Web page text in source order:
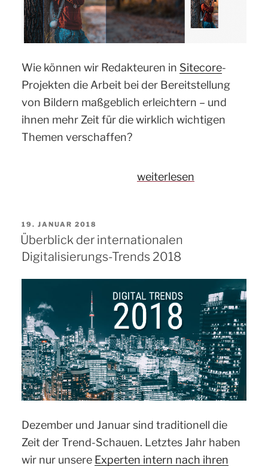
Wie können wir Redakteuren in Sitecore-
Projekten die Arbeit bei der Bereitstellung
von Bildern maßgeblich erleichtern – und
ihnen mehr Zeit für die wirklich wichtigen
Themen verschaffen?
„Automatisierter
in
Sitecore
mit
KI“
weiterlesen
VERÖFFENTLICHT
AM
19. JANUAR 2018
Überblick der internationalen
Digitalisierungs-Trends 2018
Dezember und Januar sind traditionell die
Zeit der Trend-Schauen. Letztes Jahr haben
wir nur unsere Experten intern nach ihren